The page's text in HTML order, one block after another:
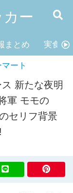
ー
まとめ 実食レ
ート
新たな夜明
軍 モモの
セリフ背景